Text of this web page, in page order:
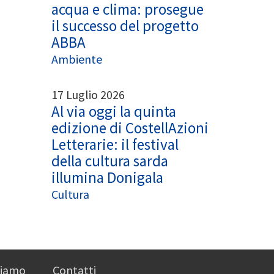
acqua e clima: prosegue
il successo del progetto
ABBA
Ambiente
17 Luglio 2026
Al via oggi la quinta
edizione di CostellAzioni
Letterarie: il festival
della cultura sarda
illumina Donigala
Cultura
Contatti